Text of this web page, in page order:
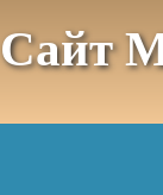
Сайт